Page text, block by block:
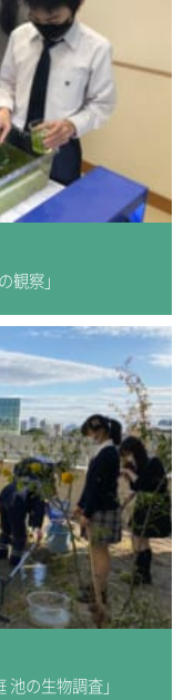
察」
の生物調査」